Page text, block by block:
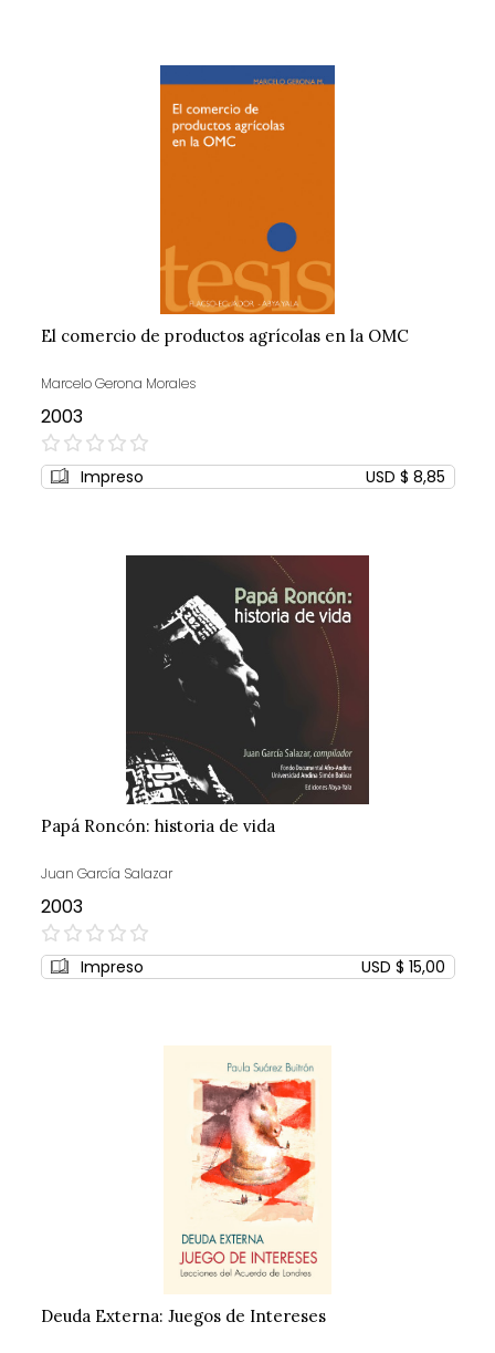
El comercio de productos agrícolas en la OMC
Marcelo Gerona Morales
2003
0%
Impreso USD $ 8,85
Papá Roncón: historia de vida
Juan García Salazar
2003
0%
Impreso USD $ 15,00
Deuda Externa: Juegos de Intereses